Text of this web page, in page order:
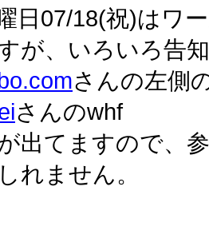
日07/18(祝)はワ
が、いろいろ告
さんの左側
さんのwhf
出てますので、
れません。